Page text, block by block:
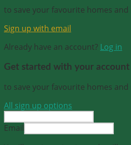
to save your favourite homes and
Sign up with email
Already have an account? Log in
Get started with your account
to save your favourite homes and
All sign up options
Email